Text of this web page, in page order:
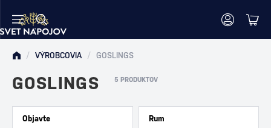
/ VÝROBCOVIA / GOSLINGS
GOSLINGS 5 PRODUKTOV
Objavte Rum